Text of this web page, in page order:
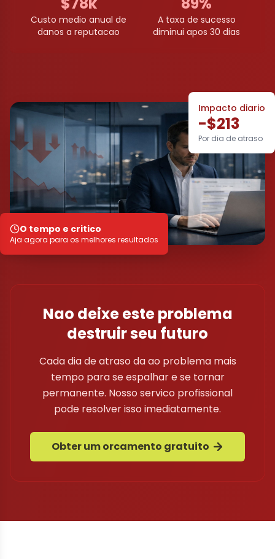
Custo medio anual de
danos a reputacao
A taxa de sucesso
diminui apos 30 dias
Impacto diario
-$213
Por dia de atraso
O tempo e critico
Aja agora para os melhores resultados
Nao deixe este problema
destruir seu futuro
Cada dia de atraso da ao problema mais
tempo para se espalhar e se tornar
permanente. Nosso servico profissional
pode resolver isso imediatamente.
Obter um orcamento gratuito